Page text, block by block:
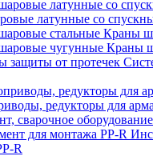
латунные со
Краны
Краны
редукторы для
сварочное
R